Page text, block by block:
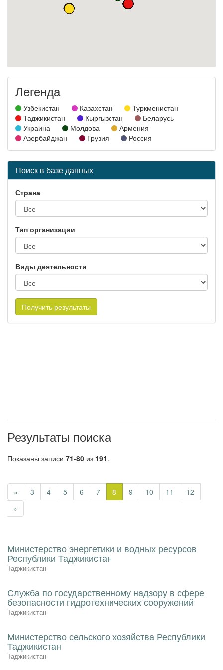
Легенда
Узбекистан Казахстан
Туркменистан
Таджикистан
Кыргызстан
Беларусь
Украина
Молдова
Армения
Азербайджан
Грузия Россия
Поиск в базе данных
Страна
Тип организации
Виды деятельности
Получить результаты
Результаты поиска
Показаны записи 71-80 из 191.
« 3 4 5 6 7 8 9 10 11
12
»
Министерство энергетики и водных ресурсов
Республики Таджикистан
Таджикистан
Служба по государственному надзору в сфере
безопасности гидротехнических сооружений
Таджикистан
Министерство сельского хозяйства Республики
Таджикистан
Таджикистан